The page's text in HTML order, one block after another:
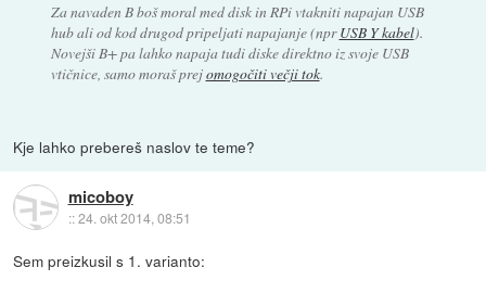
Za navaden B boš moral med disk in RPi vtakniti napajan USB
hub ali od kod drugod pripeljati napajanje (nprUSB Y kabel).
Novejši B+ pa lahko napaja tudi diske direktno iz svoje USB
vtičnice, samo moraš prejomogočiti večji tok.
Kje lahko prebereš naslov te teme?
micoboy
::24. okt 2014, 08:51
Sem preizkusil s 1. varianto: